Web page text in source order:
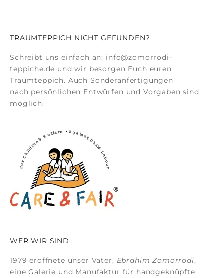
TRAUMTEPPICH NICHT GEFUNDEN?
Schreibt uns einfach an: info@zomorrodi-
teppiche.de und wir besorgen Euch euren
Traumteppich. Auch Sonderanfertigungen
nach persönlichen Entwürfen und Vorgaben sind
möglich.
WER WIR SIND
1979 eröffnete unser Vater, Ebrahim Zomorrodi,
eine Galerie und Manufaktur für handgeknüpfte